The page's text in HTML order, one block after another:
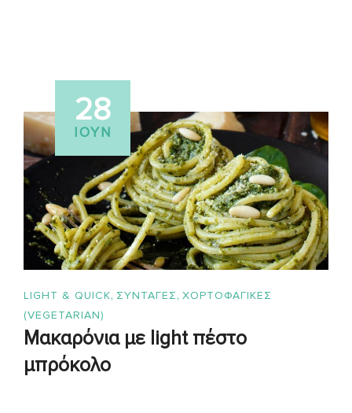
28
ΙΟΎΝ
LIGHT & QUICK, ΣΥΝΤΑΓΈΣ, ΧΟΡΤΟΦΑΓΙΚΕΣ
(VEGETARIAN)
Μακαρόνια με light πέστο
μπρόκολο